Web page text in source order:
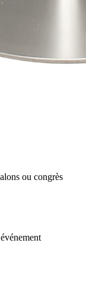
ou congrès